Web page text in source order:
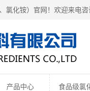
氯化铵）官网！欢迎来电
产品中心 食品级氯